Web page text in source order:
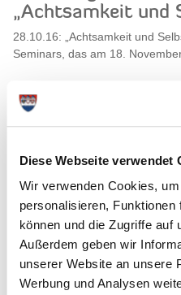
Diese Webseite verwendet
Wir verwenden Cookies,
personalisieren,
können und die Zugriffe auf
Außerdem geben wir
unserer Website an unsere
Werbung und Analysen
„Achtsamkeit und
28.10.16: „Achtsamkeit und
Seminars, das am 18.
Weiterlesen
Allgemeiner
November
27.10.16:
Der Allgemeine Soziale Dienst
Jugend, Familie und Sport und
veranstalten...